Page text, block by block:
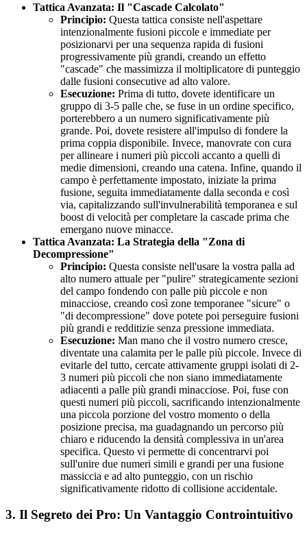
Tattica Avanzata: Il "Cascade Calcolato"
Principio: Questa tattica consiste nell'aspettare
intenzionalmente fusioni piccole e immediate per
posizionarvi per una sequenza rapida di fusioni
progressivamente più grandi, creando un effetto
"cascade" che massimizza il moltiplicatore di punteggio
dalle fusioni consecutive ad alto valore.
Esecuzione: Prima di tutto, dovete identificare un
gruppo di 3-5 palle che, se fuse in un ordine specifico,
porterebbero a un numero significativamente più
grande. Poi, dovete resistere all'impulso di fondere la
prima coppia disponibile. Invece, manovrate con cura
per allineare i numeri più piccoli accanto a quelli di
medie dimensioni, creando una catena. Infine, quando il
campo è perfettamente impostato, iniziate la prima
fusione, seguita immediatamente dalla seconda e così
via, capitalizzando sull'invulnerabilità temporanea e sul
boost di velocità per completare la cascade prima che
emergano nuove minacce.
Tattica Avanzata: La Strategia della "Zona di
Decompressione"
Principio: Questa consiste nell'usare la vostra palla ad
alto numero attuale per "pulire" strategicamente sezioni
del campo fondendo con palle più piccole e non
minacciose, creando così zone temporanee "sicure" o
"di decompressione" dove potete poi perseguire fusioni
più grandi e redditizie senza pressione immediata.
Esecuzione: Man mano che il vostro numero cresce,
diventate una calamita per le palle più piccole. Invece di
evitarle del tutto, cercate attivamente gruppi isolati di 2-
3 numeri più piccoli che non siano immediatamente
adiacenti a palle più grandi minacciose. Poi, fuse con
questi numeri più piccoli, sacrificando intenzionalmente
una piccola porzione del vostro momento o della
posizione precisa, ma guadagnando un percorso più
chiaro e riducendo la densità complessiva in un'area
specifica. Questo vi permette di concentrarvi poi
sull'unire due numeri simili e grandi per una fusione
massiccia e ad alto punteggio, con un rischio
significativamente ridotto di collisione accidentale.
3. Il Segreto dei Pro: Un Vantaggio Controintuitivo